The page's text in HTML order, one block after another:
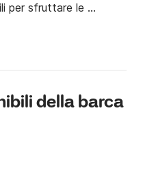
per sfruttare le
mentre si gode
gli conferisce un'ottima
di alcun tipo di
dal sole,
lo snorkeling per tutti i
MP3, bluethoot.
della barca